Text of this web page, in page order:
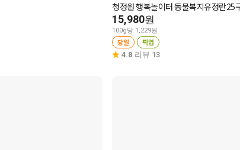
청정원 행복놀이터 동물복지유정란25
15,980원
100g당 1,229원
당일 픽업
4.8 리뷰 13